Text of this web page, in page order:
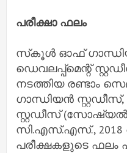
പരീക്ഷാ ഫലം
സ്‌കൂൾ ഓഫ്
ഡെവലപ്പ്‌മെന്റ്
നടത്തിയ രണ്ടാം
ഗാന്ധിയൻ
സ്റ്റഡീസ്
സി.എസ്.എസ്., 2018
പരീക്ഷകളുടെ ഫലം